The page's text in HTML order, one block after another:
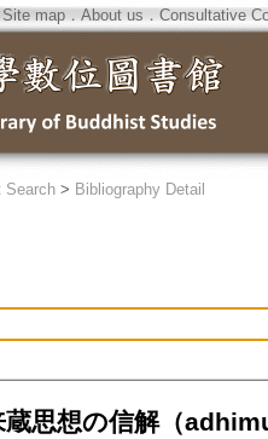
Site map．About us ． Consultative
Search > Bibliography Detail
蔵思想の信解（